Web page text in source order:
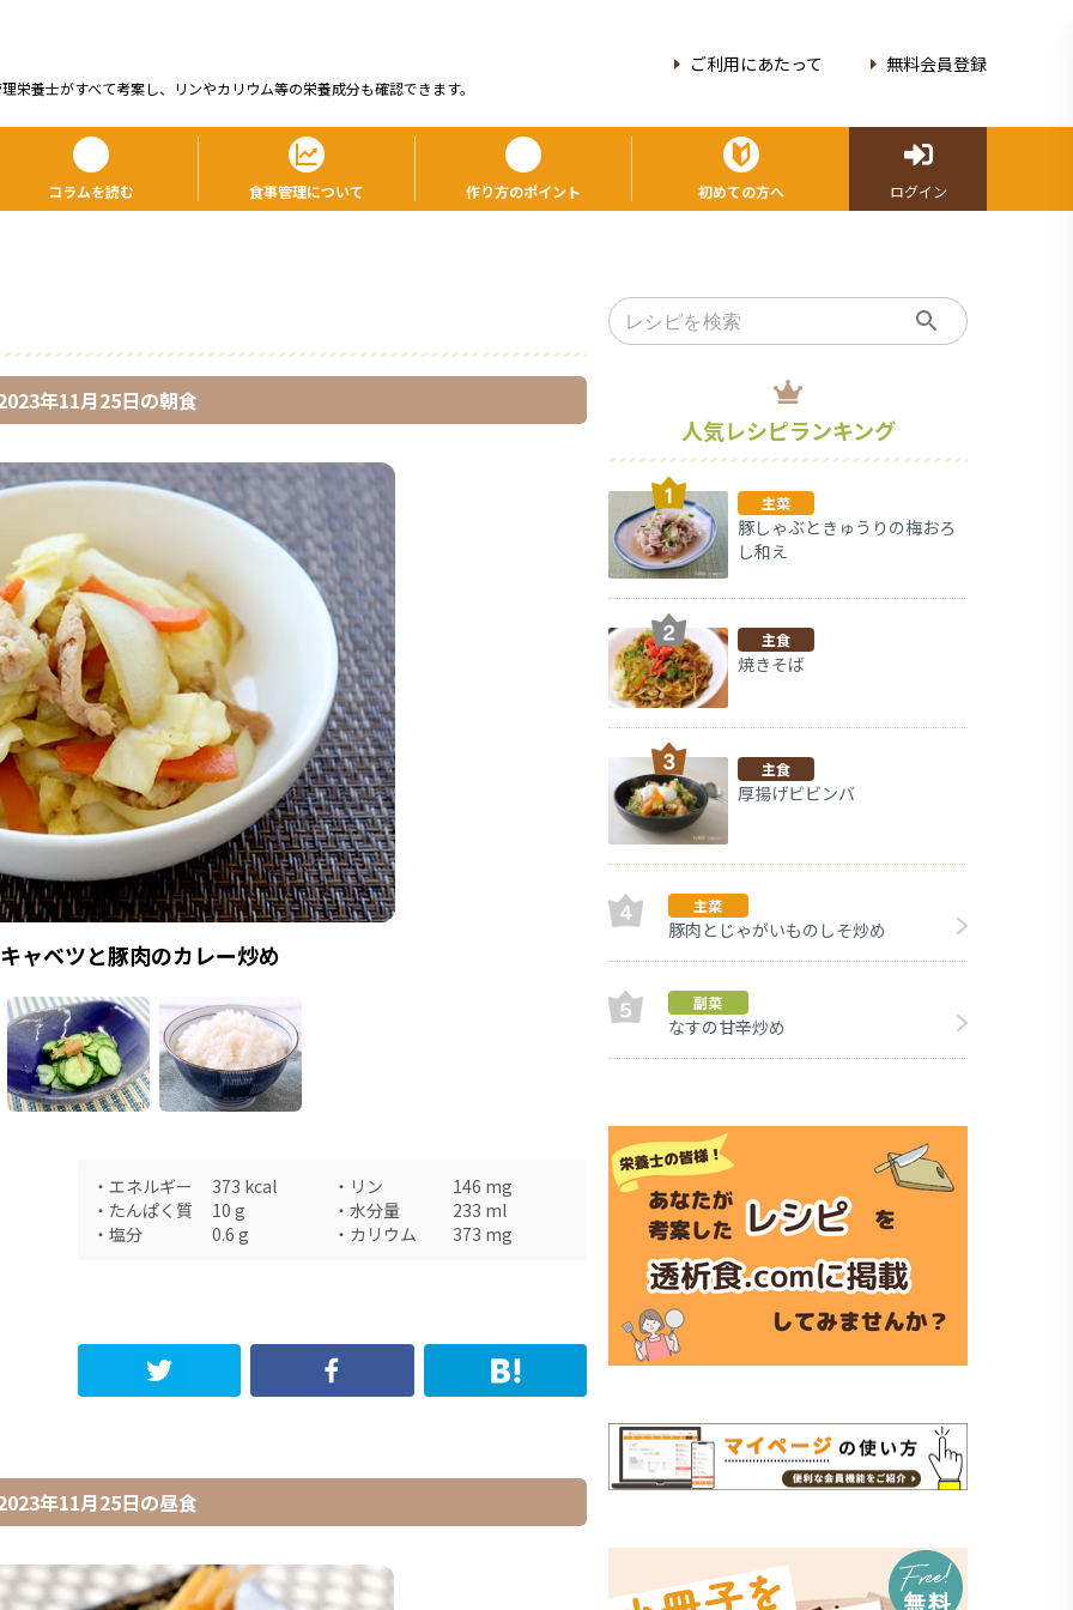
栄養⼠がすべて考案し、リンやカリウム等の栄養成分も確認できます。
ご利用にあたって 無料会員登録
コラムを読む 食事管理について 作り方のポイント 初めての方へ ログイン
年11月25日の朝食
キャベツと豚肉のカレー炒め
・ エネルギー 373 kcal ・ リン 146 mg
・ たんぱく質 10 g ・ 水分量 233 ml
・ 塩分 0.6 g ・ カリウム 373 mg
年11月25日の昼食
人気レシピランキング
主菜
豚しゃぶときゅうりの梅おろ
し和え
主食
焼きそば
主食
厚揚げビビンバ
主菜
豚肉とじゃがいものしそ炒め
副菜
なすの甘辛炒め